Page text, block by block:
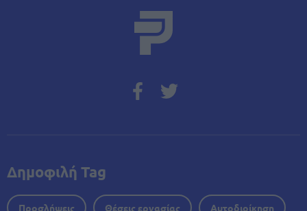
Δημοφιλή Tag
Προσλήψεις Θέσεις εργασίας Αυτοδιοίκηση